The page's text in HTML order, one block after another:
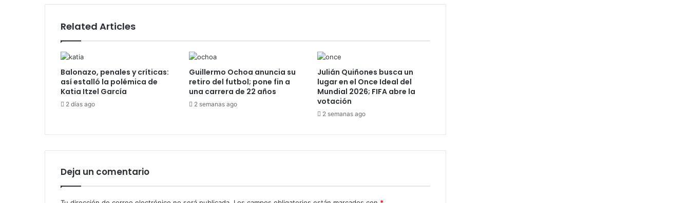
Related Articles
Balonazo, penales y críticas:
así estalló la polémica de
Katia Itzel García
2 días ago
Guillermo Ochoa anuncia su
retiro del futbol; pone fin a
una carrera de 22 años
2 semanas ago
Julián Quiñones busca un
lugar en el Once Ideal del
Mundial 2026; FIFA abre la
votación
2 semanas ago
Deja un comentario